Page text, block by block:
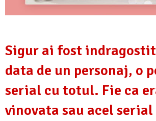
Sigur ai fost
data de un personaj, o
serial cu totul. Fie ca
vinovata sau acel serial